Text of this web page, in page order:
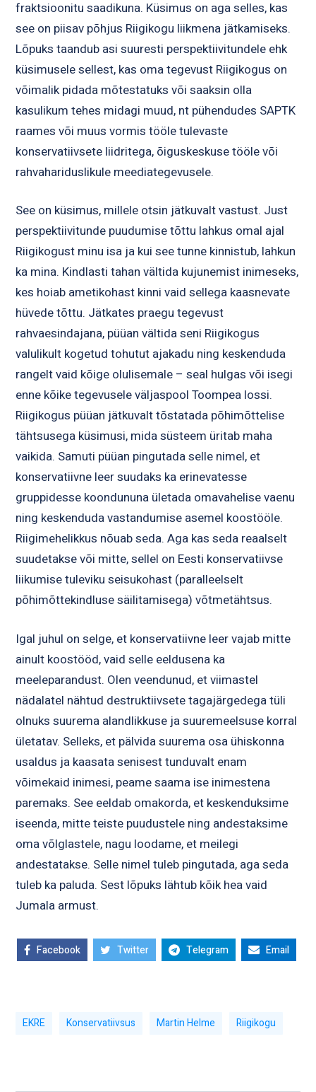
fraktsioonitu saadikuna. Küsimus on aga selles, kas
see on piisav põhjus Riigikogu liikmena jätkamiseks.
Lõpuks taandub asi suuresti perspektiivitundele ehk
küsimusele sellest, kas oma tegevust Riigikogus on
võimalik pidada mõtestatuks või saaksin olla
kasulikum tehes midagi muud, nt pühendudes SAPTK
raames või muus vormis tööle tulevaste
konservatiivsete liidritega, õiguskeskuse tööle või
rahvahariduslikule meediategevusele.
See on küsimus, millele otsin jätkuvalt vastust. Just
perspektiivitunde puudumise tõttu lahkus omal ajal
Riigikogust minu isa ja kui see tunne kinnistub, lahkun
ka mina. Kindlasti tahan vältida kujunemist inimeseks,
kes hoiab ametikohast kinni vaid sellega kaasnevate
hüvede tõttu. Jätkates praegu tegevust
rahvaesindajana, püüan vältida seni Riigikogus
valulikult kogetud tohutut ajakadu ning keskenduda
rangelt vaid kõige olulisemale – seal hulgas või isegi
enne kõike tegevusele väljaspool Toompea lossi.
Riigikogus püüan jätkuvalt tõstatada põhimõttelise
tähtsusega küsimusi, mida süsteem üritab maha
vaikida. Samuti püüan pingutada selle nimel, et
konservatiivne leer suudaks ka erinevatesse
gruppidesse koondununa ületada omavahelise vaenu
ning keskenduda vastandumise asemel koostööle.
Riigimehelikkus nõuab seda. Aga kas seda reaalselt
suudetakse või mitte, sellel on Eesti konservatiivse
liikumise tuleviku seisukohast (paralleelselt
põhimõttekindluse säilitamisega) võtmetähtsus.
Igal juhul on selge, et konservatiivne leer vajab mitte
ainult koostööd, vaid selle eeldusena ka
meeleparandust. Olen veendunud, et viimastel
nädalatel nähtud destruktiivsete tagajärgedega tüli
olnuks suurema alandlikkuse ja suuremeelsuse korral
ületatav. Selleks, et pälvida suurema osa ühiskonna
usaldus ja kaasata senisest tunduvalt enam
võimekaid inimesi, peame saama ise inimestena
paremaks. See eeldab omakorda, et keskenduksime
iseenda, mitte teiste puudustele ning andestaksime
oma võlglastele, nagu loodame, et meilegi
andestatakse. Selle nimel tuleb pingutada, aga seda
tuleb ka paluda. Sest lõpuks lähtub kõik hea vaid
Jumala armust.
Facebook Twitter Telegram Email
EKRE Konservatiivsus Martin Helme Riigikogu